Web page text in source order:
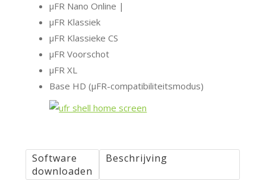
μFR Nano Online |
μFR Klassiek
μFR Klassieke CS
μFR Voorschot
μFR XL
Base HD (μFR-compatibiliteitsmodus)
Software
downloaden
Beschrijving